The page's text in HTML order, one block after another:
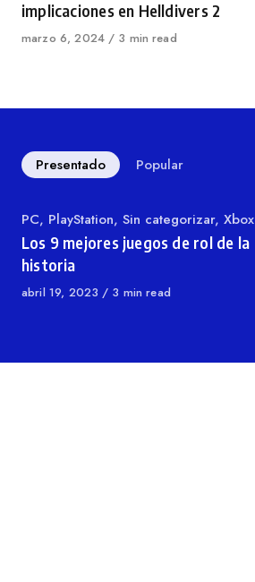
implicaciones en Helldivers 2
Publicado
marzo 6, 2024 3 min read
Presentado Popular
Categoría
PC, PlayStation, Sin categorizar, Xbox
Los 9 mejores juegos de rol de la
historia
Publicado
abril 19, 2023 3 min read